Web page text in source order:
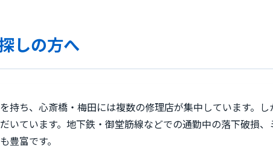
しの方へ
持ち、心斎橋・梅田には複数の修理店が集中しています。
いています。地下鉄・御堂筋線などでの通勤中の落下破損
豊富です。